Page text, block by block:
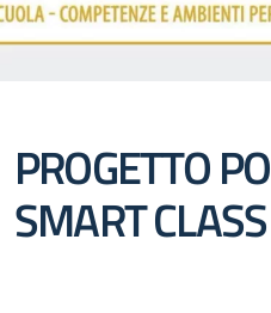
PROGETTO
SMART CLASS